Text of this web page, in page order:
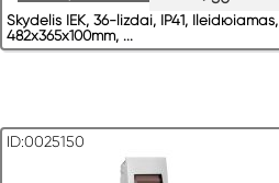
Skydelis IEK, 36-lizdai, IP41, Ileidюiamas,
482x365x100mm, ...
ID:0025150